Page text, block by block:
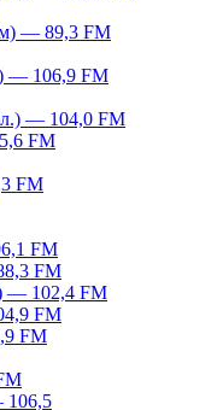
— 89,3 FM
— 106,9 FM
— 104,0 FM
FM
FM
FM
FM
— 102,4 FM
FM
FM
106,5